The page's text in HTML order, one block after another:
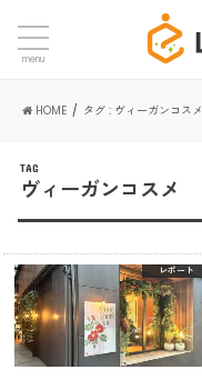
menu
HOME タグ : ヴィーガンコスメ
TAG
ヴィーガンコスメ
レポート